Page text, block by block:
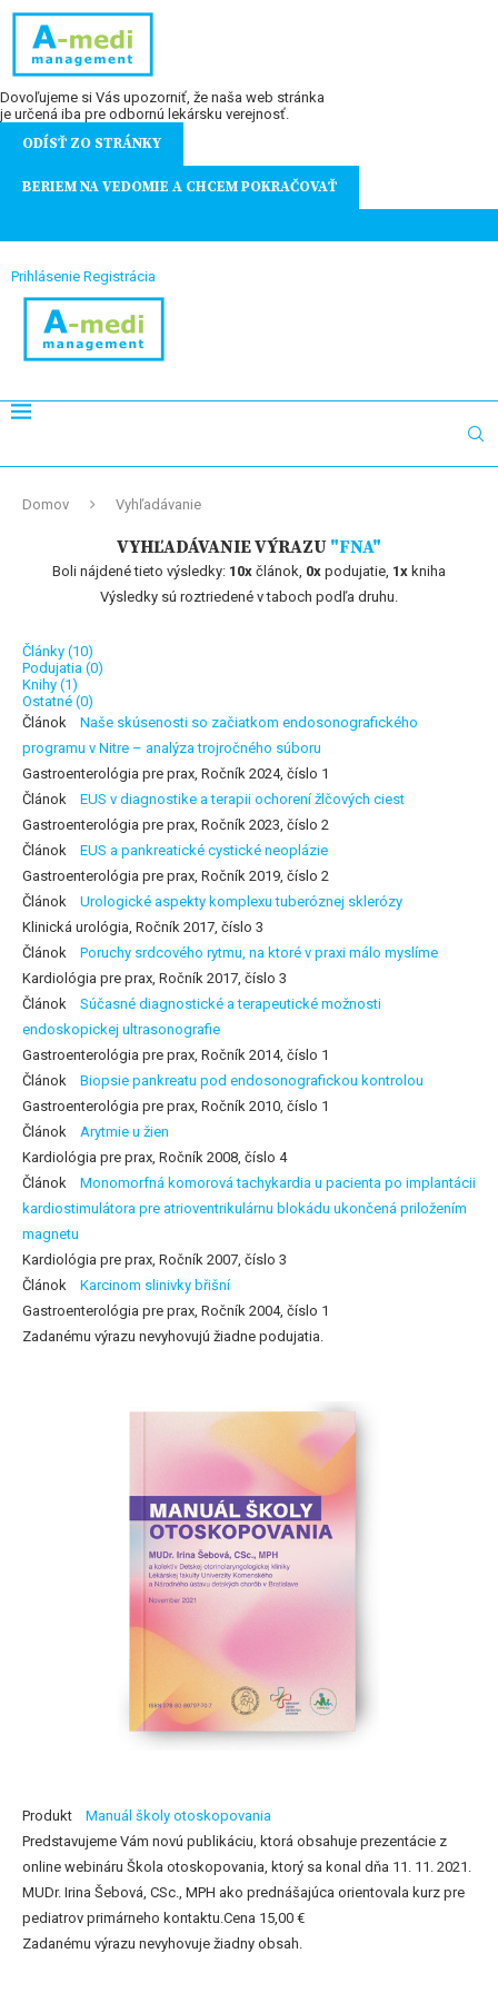
Dovoľujeme si Vás upozorniť, že naša web stránka
je určená iba pre odbornú lekársku verejnosť.
ODÍSŤ ZO STRÁNKY
BERIEM NA VEDOMIE A CHCEM POKRAČOVAŤ
Prihlásenie Registrácia
Domov Vyhľadávanie
VYHĽADÁVANIE VÝRAZU "FNA"
Boli nájdené tieto výsledky: 10x článok, 0x podujatie, 1x kniha
Výsledky sú roztriedené v taboch podľa druhu.
Články (10)
Podujatia (0)
Knihy (1)
Ostatné (0)
Článok
Naše skúsenosti so začiatkom endosonografického
programu v Nitre – analýza trojročného súboru
Gastroenterológia pre prax, Ročník 2024, číslo 1
Článok
EUS v diagnostike a terapii ochorení žlčových ciest
Gastroenterológia pre prax, Ročník 2023, číslo 2
Článok
EUS a pankreatické cystické neoplázie
Gastroenterológia pre prax, Ročník 2019, číslo 2
Článok
Urologické aspekty komplexu tuberóznej sklerózy
Klinická urológia, Ročník 2017, číslo 3
Článok
Poruchy srdcového rytmu, na ktoré v praxi málo myslíme
Kardiológia pre prax, Ročník 2017, číslo 3
Článok
Súčasné diagnostické a terapeutické možnosti
endoskopickej ultrasonografie
Gastroenterológia pre prax, Ročník 2014, číslo 1
Článok
Biopsie pankreatu pod endosonografickou kontrolou
Gastroenterológia pre prax, Ročník 2010, číslo 1
Článok
Arytmie u žien
Kardiológia pre prax, Ročník 2008, číslo 4
Článok
Monomorfná komorová tachykardia u pacienta po implantácii
kardiostimulátora pre atrioventrikulárnu blokádu ukončená priložením
magnetu
Kardiológia pre prax, Ročník 2007, číslo 3
Článok
Karcinom slinivky břišní
Gastroenterológia pre prax, Ročník 2004, číslo 1
Zadanému výrazu nevyhovujú žiadne podujatia.
Produkt
Manuál školy otoskopovania
Predstavujeme Vám novú publikáciu, ktorá obsahuje prezentácie z
online webináru Škola otoskopovania, ktorý sa konal dňa 11. 11. 2021.
MUDr. Irina Šebová, CSc., MPH ako prednášajúca orientovala kurz pre
pediatrov primárneho kontaktu.Cena 15,00 €
Zadanému výrazu nevyhovuje žiadny obsah.